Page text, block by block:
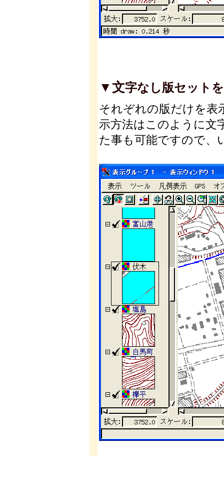
▼文字なし版セット
それぞれの版だけを表
示方法はこのように文
た事も可能ですので、